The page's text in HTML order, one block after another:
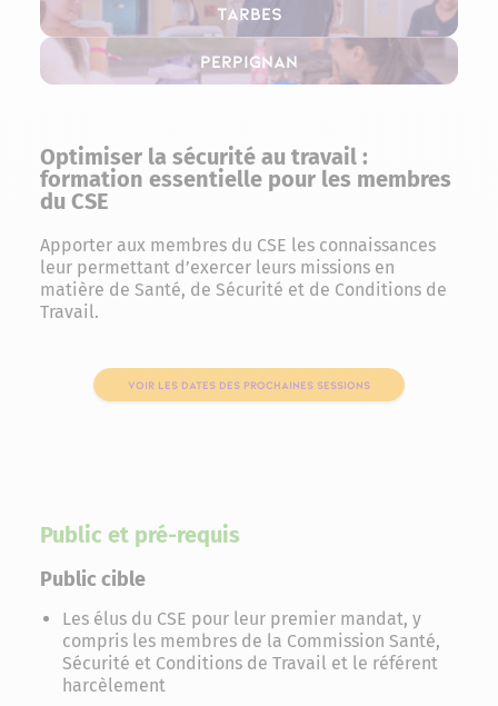
Tarbes
Perpignan
Optimiser la sécurité au travail :
formation essentielle pour les membres
du CSE
Apporter aux membres du CSE les connaissances
leur permettant d’exercer leurs missions en
matière de Santé, de Sécurité et de Conditions de
Travail.
VOIR LES DATES DES PROCHAINES SESSIONS
Public et pré-requis
Public cible
Les élus du CSE pour leur premier mandat, y
compris les membres de la Commission Santé,
Sécurité et Conditions de Travail et le référent
harcèlement